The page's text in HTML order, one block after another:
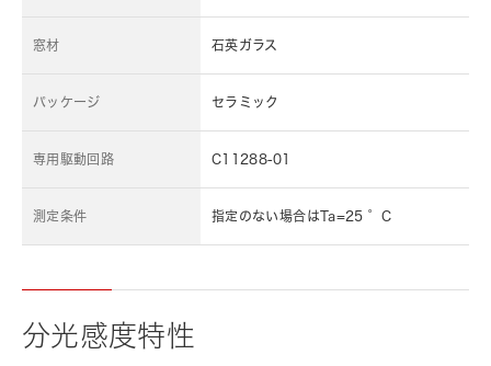
窓材 石英ガラス
パッケージ セラミック
専用駆動回路 C11288-01
測定条件 指定のない場合はTa=25 °C
分光感度特性